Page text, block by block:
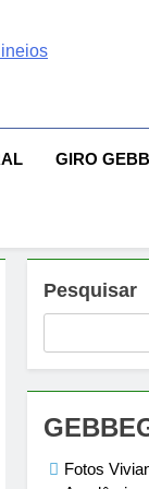
Sexo
Brasileiras
GIRO
Pesquisar
Fotos